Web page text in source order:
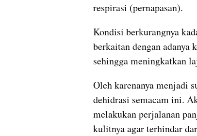
respirasi (pernapasan).
Kondisi berkurangnya
berkaitan dengan
sehingga meningkatkan
Oleh karenanya menjadi
dehidrasi semacam ini.
melakukan perjalanan
kulitnya agar terhindar